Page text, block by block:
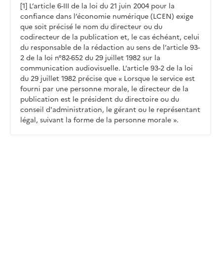
[1] L’article 6-III de la loi du 21 juin 2004 pour la
confiance dans l’économie numérique (LCEN) exige
que soit précisé le nom du directeur ou du
codirecteur de la publication et, le cas échéant, celui
du responsable de la rédaction au sens de l’article 93-
2 de la loi n°82-652 du 29 juillet 1982 sur la
communication audiovisuelle. L’article 93-2 de la loi
du 29 juillet 1982 précise que « Lorsque le service est
fourni par une personne morale, le directeur de la
publication est le président du directoire ou du
conseil d'administration, le gérant ou le représentant
légal, suivant la forme de la personne morale ».